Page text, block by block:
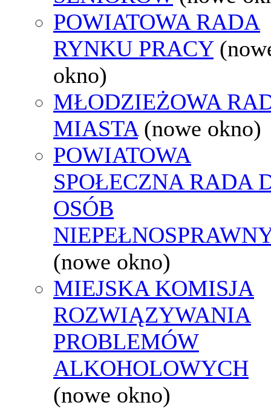
POWIATOWA RADA
RYNKU PRACY
okno)
MŁODZIEŻOWA
MIASTA (nowe okno)
POWIATOWA
SPOŁECZNA RADA
OSÓB
(nowe okno)
MIEJSKA KOMISJA
ROZWIĄZYWANIA
PROBLEMÓW
ALKOHOLOWYCH
(nowe okno)